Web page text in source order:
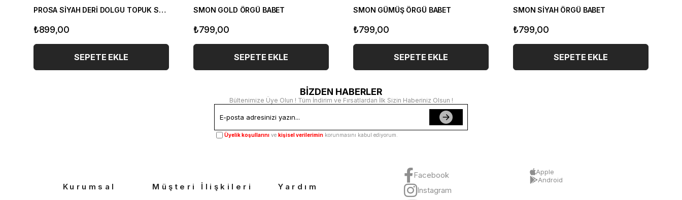
PROSA SİYAH DERİ DOLGU TOPUK SANDALET
₺899,00
SEPETE EKLE
SMON GOLD ÖRGÜ BABET
₺799,00
SEPETE EKLE
SMON GÜMÜŞ ÖRGÜ BABET
₺799,00
SEPETE EKLE
SMON SİYAH ÖRGÜ BABET
₺799,00
SEPETE EKLE
BİZDEN HABERLER
Bültenimize Üye Olun ! Tüm İndirim ve Fırsatlardan İlk Sizin Haberiniz Olsun !
Üyelik koşullarını ve kişisel verilerimin korunmasını kabul ediyorum.
Kurumsal Müşteri İlişkileri Yardım
Facebook
Instagram
Apple
Android